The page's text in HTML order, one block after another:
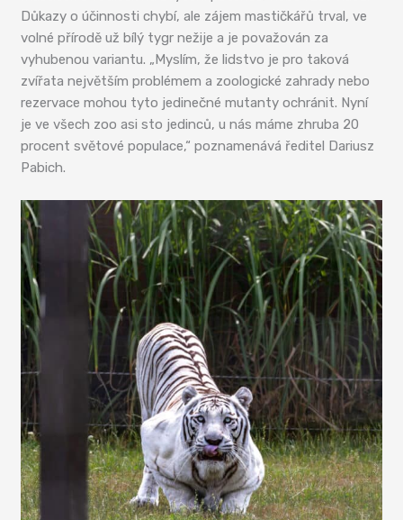
Důkazy o účinnosti chybí, ale zájem mastičkářů trval, ve
volné přírodě už bílý tygr nežije a je považován za
vyhubenou variantu. „Myslím, že lidstvo je pro taková
zvířata největším problémem a zoologické zahrady nebo
rezervace mohou tyto jedinečné mutanty ochránit. Nyní
je ve všech zoo asi sto jedinců, u nás máme zhruba 20
procent světové populace,“ poznamenává ředitel Dariusz
Pabich.